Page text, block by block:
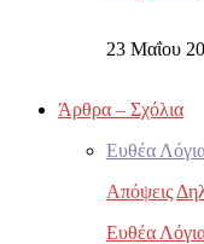
23 Μαΐου
Άρθρα – Σχόλια
Ευθέα
Απόψεις
Ευθέα